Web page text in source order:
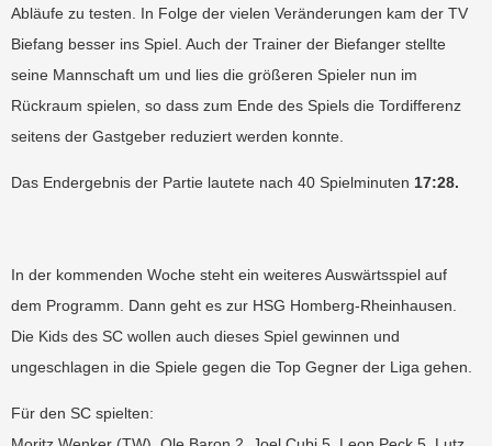
Abläufe zu testen. In Folge der vielen Veränderungen kam der TV
Biefang besser ins Spiel. Auch der Trainer der Biefanger stellte
seine Mannschaft um und lies die größeren Spieler nun im
Rückraum spielen, so dass zum Ende des Spiels die Tordifferenz
seitens der Gastgeber reduziert werden konnte.
Das Endergebnis der Partie lautete nach 40 Spielminuten 17:28.
In der kommenden Woche steht ein weiteres Auswärtsspiel auf
dem Programm. Dann geht es zur HSG Homberg-Rheinhausen.
Die Kids des SC wollen auch dieses Spiel gewinnen und
ungeschlagen in die Spiele gegen die Top Gegner der Liga gehen.
Für den SC spielten: